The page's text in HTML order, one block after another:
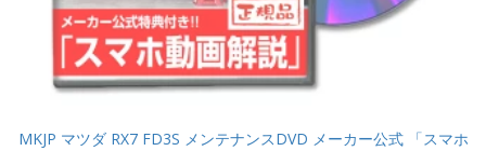
MKJP マツダ RX7 FD3S メンテナンスDVD メーカー公式 「スマホ